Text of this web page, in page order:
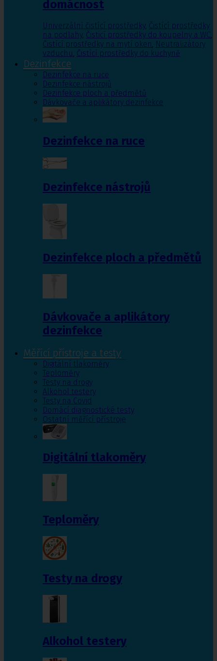
domácnost
Univerzální čistící prostředky, Čistící prostředky
na podlahy, Čisticí prostředky do koupelny a WC,
Čistící prostředky na mytí oken, Neutralizátory
vzduchu, Čistící prostředky do kuchyně
Dezinfekce
Dezinfekce na ruce
Dezinfekce nástrojů
Dezinfekce ploch a předmětů
Dávkovače a aplikátory dezinfekce
Dezinfekce na ruce
Dezinfekce nástrojů
Dezinfekce ploch a předmětů
Dávkovače a aplikátory
dezinfekce
Měřící přístroje a testy
Digitální tlakoměry
Teploměry
Testy na drogy
Alkohol testery
Testy na Covid
Domácí diagnostické testy
Ostatní měřící přístroje
Digitální tlakoměry
Teploměry
Testy na drogy
Alkohol testery